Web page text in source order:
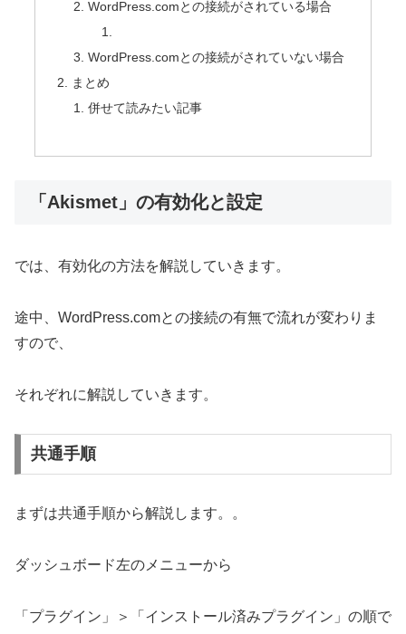
WordPress.comとの接続がされている場合
WordPress.comとの接続がされていない場合
まとめ
併せて読みたい記事
「Akismet」の有効化と設定
では、有効化の方法を解説していきます。
途中、WordPress.comとの接続の有無で流れが変わりま
すので、
それぞれに解説していきます。
共通手順
まずは共通手順から解説します。。
ダッシュボード左のメニューから
「プラグイン」＞「インストール済みプラグイン」の順で